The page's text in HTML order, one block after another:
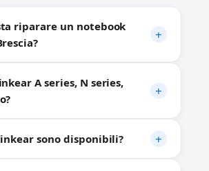
riparare un notebook
A series, N series,
sono disponibili?